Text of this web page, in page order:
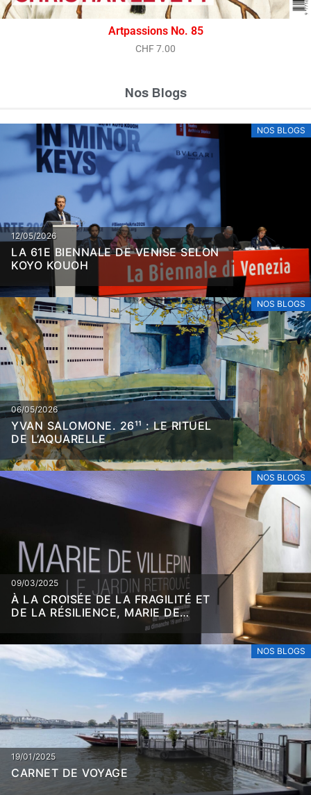
Artpassions No. 85
CHF7.00
Nos Blogs
NOS BLOGS
12/05/2026
LA 61E BIENNALE DE VENISE SELON
KOYO KOUOH
NOS BLOGS
06/05/2026
YVAN SALOMONE. 26¹¹ : LE RITUEL
DE L’AQUARELLE
NOS BLOGS
09/03/2025
À LA CROISÉE DE LA FRAGILITÉ ET
DE LA RÉSILIENCE, MARIE DE
NOS BLOGS
19/01/2025
CARNET DE VOYAGE